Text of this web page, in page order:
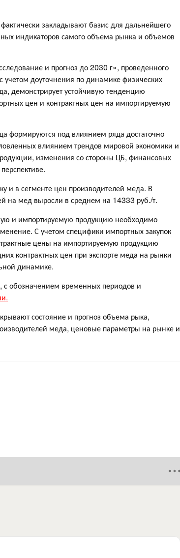
закладывают базис для дальнейшего
индикаторов самого объема рынка и объемов
и прогноз до 2030 г», проведенного
учетом доуточнения по динамике физических
демонстрирует устойчивую тенденцию
цен и контрактных цен на импортируемую
формируются под влиянием ряда достаточно
влиянием трендов мировой экономики и
изменения со стороны ЦБ, финансовых
и в сегменте цен производителей меда. В
на мед выросли в среднем на 14333 руб./т.
и импортируемую продукцию необходимо
С учетом специфики импортных закупок
цены на импортируемую продукцию
контрактных цен при экспорте меда на рынки
динамике.
обозначением временных периодов и
состояние и прогноз объема рыка,
меда, ценовые параметры на рынке и